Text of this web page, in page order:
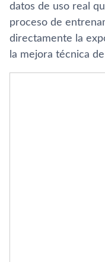
datos de uso real
proceso de
directamente la
la mejora técnica